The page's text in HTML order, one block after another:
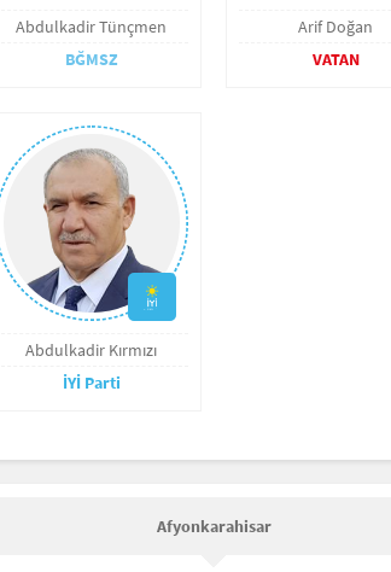
Abdulkadir Tünçmen
BĞMSZ
Arif Doğan
VATAN
Abdulkadir Kırmızı
İYİ Parti
Afyonkarahisar